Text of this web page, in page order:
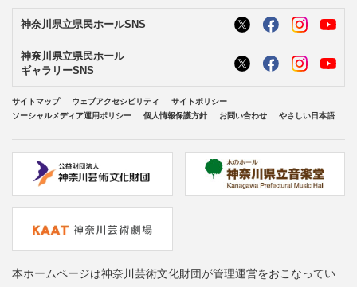
神奈川県立県民ホールSNS
神奈川県立県民ホール
ギャラリーSNS
サイトマップ ウェブアクセシビリティ
サイトポリシー
ソーシャルメディア運用ポリシー
個人情報保護方針 お問い合わせ やさしい日本語
本ホームページは神奈川芸術文化財団が管理運営をおこなってい